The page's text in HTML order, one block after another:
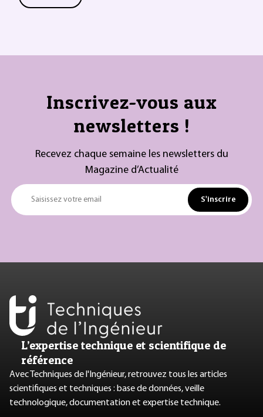
Inscrivez-vous aux
newsletters !
Recevez chaque semaine les newsletters du
Magazine d’Actualité
Saisissez votre email S'inscrire
L’expertise technique et scientifique de
référence
Avec Techniques de l'Ingénieur, retrouvez tous les articles
scientifiques et techniques : base de données, veille
technologique, documentation et expertise technique.